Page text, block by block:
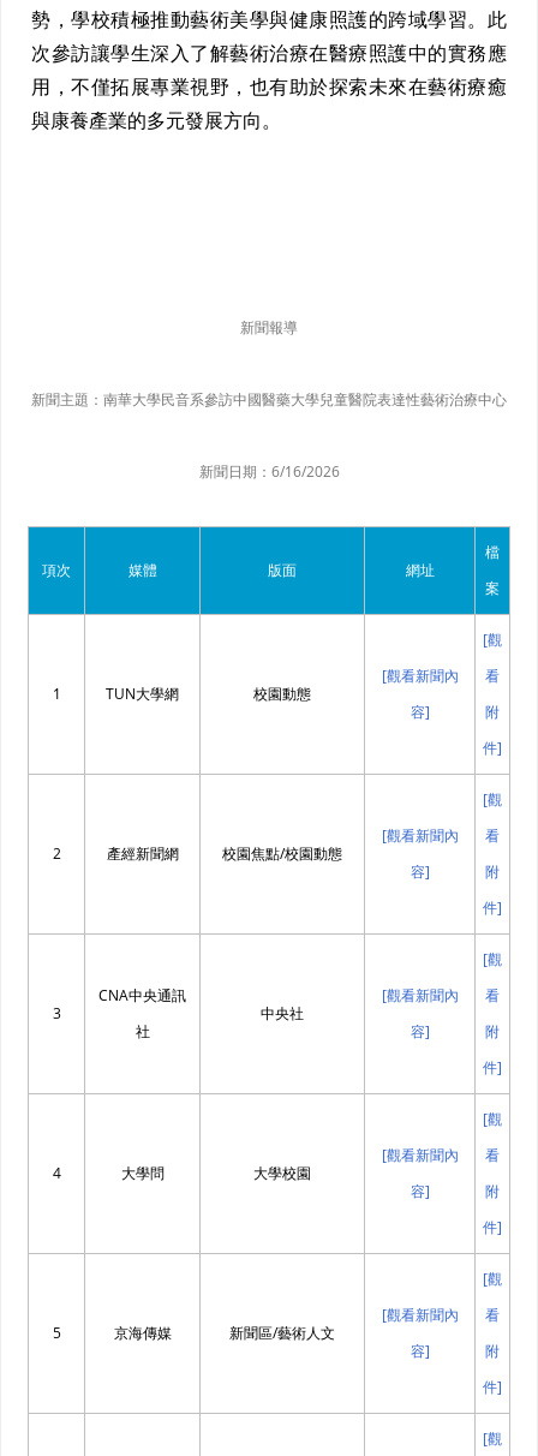
勢，學校積極推動藝術美學與健康照護的跨域學習。此
次參訪讓學生深入了解藝術治療在醫療照護中的實務應
用，不僅拓展專業視野，也有助於探索未來在藝術療癒
與康養產業的多元發展方向。
新聞報導
新聞主題： 南華大學民音系參訪中國醫藥大學兒童醫院表達性藝術治療中心
新聞日期： 6/16/2026
項次 媒體 版面 網址
檔
案
1 TUN大學網 校園動態
[觀看新聞內
容]
[觀
看
附
件]
2 產經新聞網 校園焦點/校園動態
[觀看新聞內
容]
[觀
看
附
件]
3
CNA中央通訊
社
中央社
[觀看新聞內
容]
[觀
看
附
件]
4 大學問 大學校園
[觀看新聞內
容]
[觀
看
附
件]
5 京海傳媒 新聞區/藝術人文
[觀看新聞內
容]
[觀
看
附
件]
[觀